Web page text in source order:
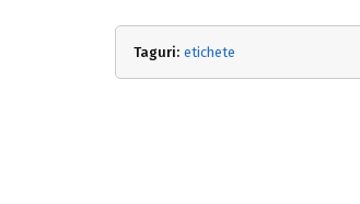
Taguri: etichete